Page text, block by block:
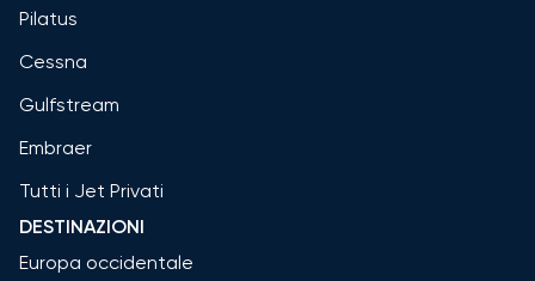
Pilatus
Cessna
Gulfstream
Embraer
Tutti i Jet Privati
DESTINAZIONI
Europa occidentale